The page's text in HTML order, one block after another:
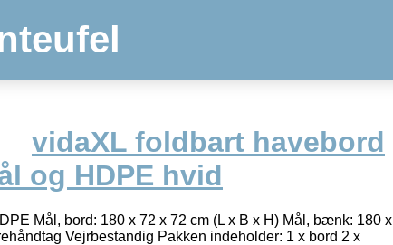
vidaXL foldbart havebord
og HDPE hvid
Mål, bord: 180 x 72 x 72 cm (L x B x H) Mål, bænk: 180 x
Vejrbestandig Pakken indeholder: 1 x bord 2 x